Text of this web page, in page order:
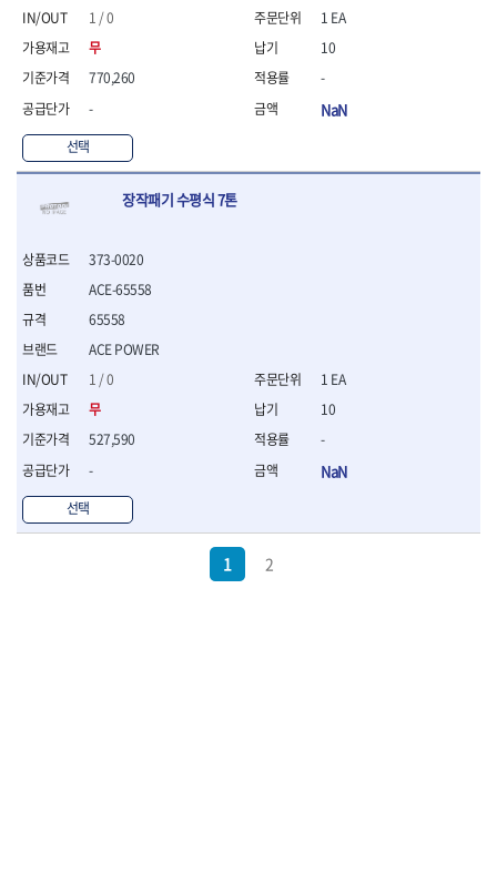
1 / 0
무
770,260
-
선택
1 EA
10
-
NaN
장작패기 수평식 7톤
373-0020
ACE POWER
1 / 0
무
527,590
-
선택
ACE-65558
65558
1 EA
10
-
NaN
1 2